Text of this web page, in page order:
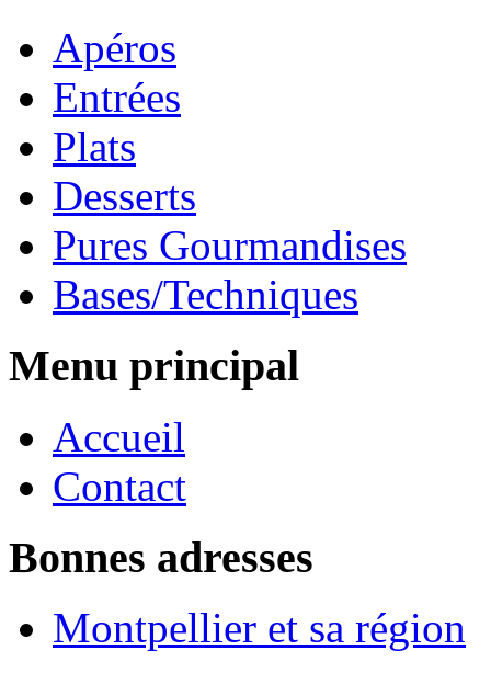
Apéros
Entrées
Plats
Desserts
Pures Gourmandises
Bases/Techniques
Menu principal
Accueil
Contact
Bonnes adresses
Montpellier et sa région